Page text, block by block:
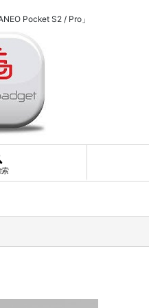
Pocket S2 / Pro」
索